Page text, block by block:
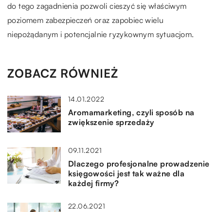
do tego zagadnienia pozwoli cieszyć się właściwym
poziomem zabezpieczeń oraz zapobiec wielu
niepożądanym i potencjalnie ryzykownym sytuacjom.
ZOBACZ RÓWNIEŻ
14.01.2022
Aromamarketing, czyli sposób na
zwiększenie sprzedaży
09.11.2021
Dlaczego profesjonalne prowadzenie
księgowości jest tak ważne dla
każdej firmy?
22.06.2021